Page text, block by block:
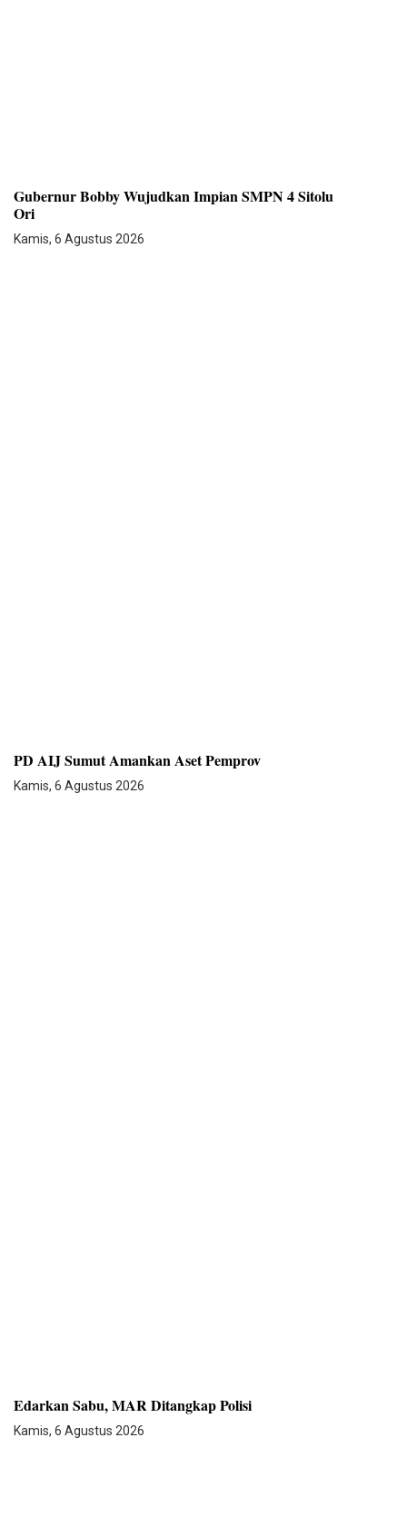
Gubernur Bobby Wujudkan Impian SMPN 4 Sitolu
Ori
Kamis, 6 Agustus 2026
PD AIJ Sumut Amankan Aset Pemprov
Kamis, 6 Agustus 2026
Edarkan Sabu, MAR Ditangkap Polisi
Kamis, 6 Agustus 2026